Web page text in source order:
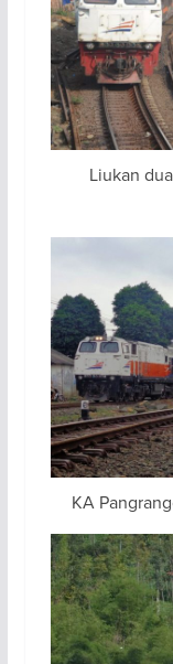
Liukan
KA